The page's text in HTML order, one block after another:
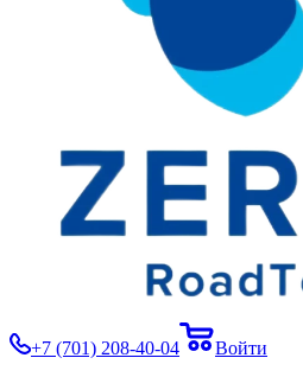
+7 (701) 208-40-04
Войти